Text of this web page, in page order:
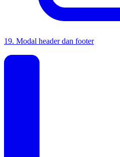
19. Modal header dan footer